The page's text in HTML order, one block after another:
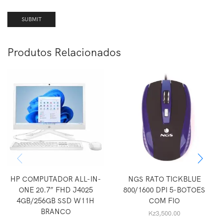
Produtos Relacionados
HP COMPUTADOR ALL-IN-
ONE 20.7” FHD J4025
4GB/256GB SSD W11H
BRANCO
NGS RATO TICKBLUE
800/1600 DPI 5-BOTOES
COM FIO
Kz3,500.00